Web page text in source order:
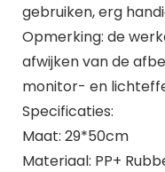
gebruiken, erg
Opmerking: de
afwijken van de
monitor- en
Specificaties:
Maat: 29*50cm
Materiaal: PP+